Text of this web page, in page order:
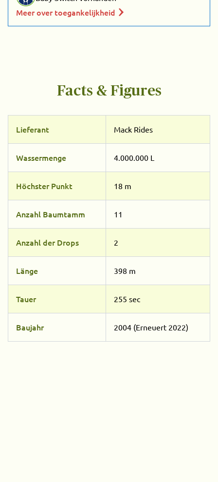
Meer over toegankelijkheid
Facts & Figures
Lieferant Mack Rides
Wassermenge 4.000.000 L
Höchster Punkt 18 m
Anzahl Baumtamm 11
Anzahl der Drops 2
Länge 398 m
Tauer 255 sec
Baujahr 2004 (Erneuert 2022)